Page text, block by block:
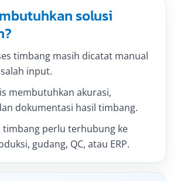
solusi
timbang masih dicatat manual
input.
membutuhkan akurasi,
dokumentasi hasil timbang.
timbang perlu terhubung ke
gudang, QC, atau ERP.